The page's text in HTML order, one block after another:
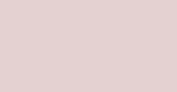
voit selata niitä